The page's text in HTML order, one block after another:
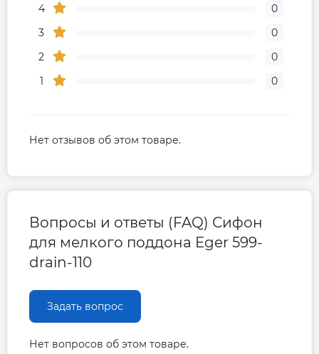
4
0
3
0
2
0
1
0
Нет отзывов об этом товаре.
Вопросы и ответы (FAQ) Сифон
для мелкого поддона Eger 599-
drain-110
Задать вопрос
Нет вопросов об этом товаре.